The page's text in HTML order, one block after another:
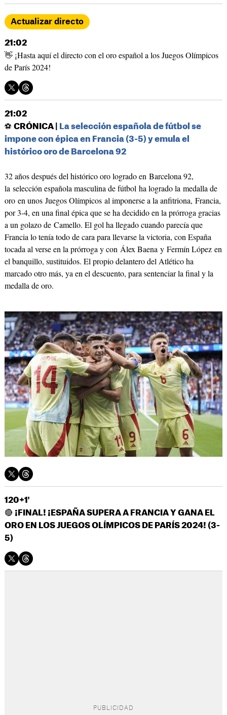
Actualizar directo
21:02
👋 ¡Hasta aquí el directo con el oro español a los Juegos Olímpicos
de París 2024!
21:02
⚽ CRÓNICA |
La selección española de fútbol se
impone con épica en Francia (3-5) y emula el
histórico oro de Barcelona 92
32 años después del histórico oro logrado en Barcelona 92,
la selección española masculina de fútbol ha logrado la medalla de
oro en unos Juegos Olímpicos al imponerse a la anfitriona, Francia,
por 3-4, en una final épica que se ha decidido en la prórroga gracias
a un golazo de Camello. El gol ha llegado cuando parecía que
Francia lo tenía todo de cara para llevarse la victoria, con España
tocada al verse en la prórroga y con Álex Baena y Fermín López en
el banquillo, sustituidos. El propio delantero del Atlético ha
marcado otro más, ya en el descuento, para sentenciar la final y la
medalla de oro.
120+1'
🔴 ¡FINAL! ¡ESPAÑA SUPERA A FRANCIA Y GANA EL
ORO EN LOS JUEGOS OLÍMPICOS DE PARÍS 2024! (3-
5)